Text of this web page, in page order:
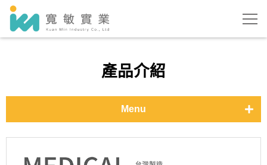
產品介紹
Menu
醫用口罩-基本色